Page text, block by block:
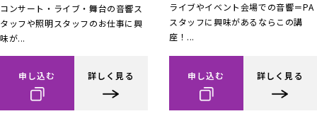
コンサート・ライブ・舞台の音響ス
タッフや照明スタッフのお仕事に興
味が...
申し込む 詳しく見る
ライブやイベント会場での音響＝PA
スタッフに興味があるならこの講
座！...
申し込む 詳しく見る